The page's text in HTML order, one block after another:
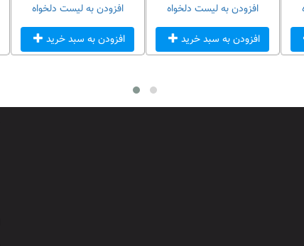
افزودن به لیست دلخواه
افزودن به سبد خرید
افزودن به لیست دلخواه
افزودن به سبد خرید